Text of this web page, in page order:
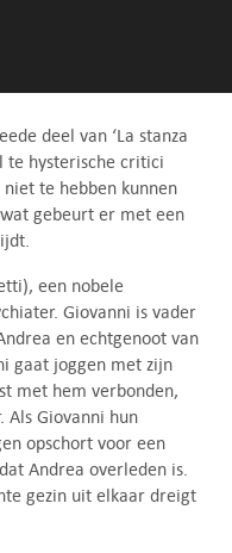
deel van ‘La stanza
te hysterische critici
te hebben kunnen
gebeurt er met een
een nobele
Giovanni is vader
en echtgenoot van
gaat joggen met zijn
met hem verbonden,
Giovanni hun
opschort voor een
Andrea overleden is.
gezin uit elkaar dreigt